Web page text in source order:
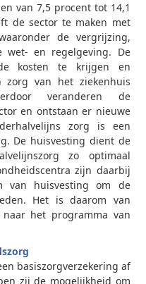
van 7,5 procent tot 14,1
de sector te maken met
de vergrijzing,
wet- en regelgeving. De
kosten te krijgen en
zorg van het ziekenhuis
veranderen de
en ontstaan er nieuwe
zorg is een
De huisvesting dient de
zo optimaal
zijn daarbij
van huisvesting om de
Het is daarom van
het programma van
basiszorgverzekering af
zij de mogelijkheid om